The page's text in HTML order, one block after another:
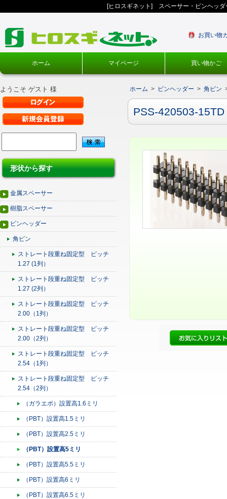
[ヒロスギネット] スペーサー・ピンヘッ
お買い物
ホーム マイページ 買い物かご
ようこそ ゲスト 様
形状から探す
金属スペーサー
樹脂スペーサー
ピンヘッダー
角ピン
ストレート段重ね固定型 ピッチ
1.27 (1列）
ストレート段重ね固定型 ピッチ
1.27 (2列）
ストレート段重ね固定型 ピッチ
2.00（1列）
ストレート段重ね固定型 ピッチ
2.00（2列）
ストレート段重ね固定型 ピッチ
2.54（1列）
ストレート段重ね固定型 ピッチ
2.54（2列）
（ガラエポ）設置高1.6ミリ
（PBT）設置高1.5ミリ
（PBT）設置高2.5ミリ
（PBT）設置高5ミリ
（PBT）設置高5.5ミリ
（PBT）設置高6ミリ
（PBT）設置高6.5ミリ
ホーム > ピンヘッダー > 角ピン
PSS-420503-15TD